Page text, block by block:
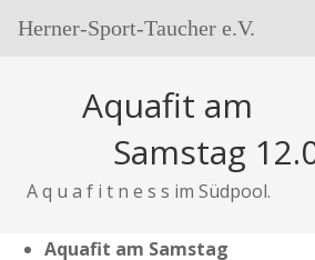
Herner-Sport-Taucher e.V.
Aquafit am
Samstag
A q u a f i t n e s s im Südpool.
Aquafit am Samstag